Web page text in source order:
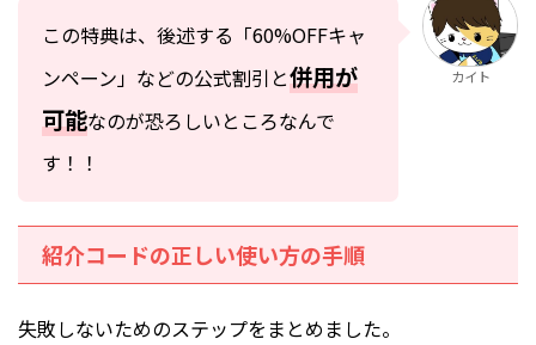
この特典は、後述する「60%OFFキャ
ンペーン」などの公式割引と併用が
可能なのが恐ろしいところなんで
す！！
カイト
紹介コードの正しい使い方の手順
失敗しないためのステップをまとめました。